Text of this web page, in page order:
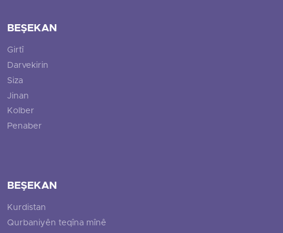
BEŞEKAN
Girtî
Darvekirin
Siza
Jinan
Kolber
Penaber
BEŞEKAN
Kurdistan
Qurbaniyên teqîna mînê